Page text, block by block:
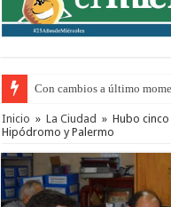
Con cambios a último
Inicio » La Ciudad » Hubo
Hipódromo y Palermo